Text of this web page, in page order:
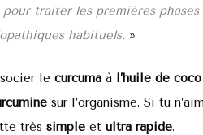
pour traiter les premières
habituels. »
le curcuma à l’huile de coco
sur l’organisme. Si tu
très simple et ultra rapide.